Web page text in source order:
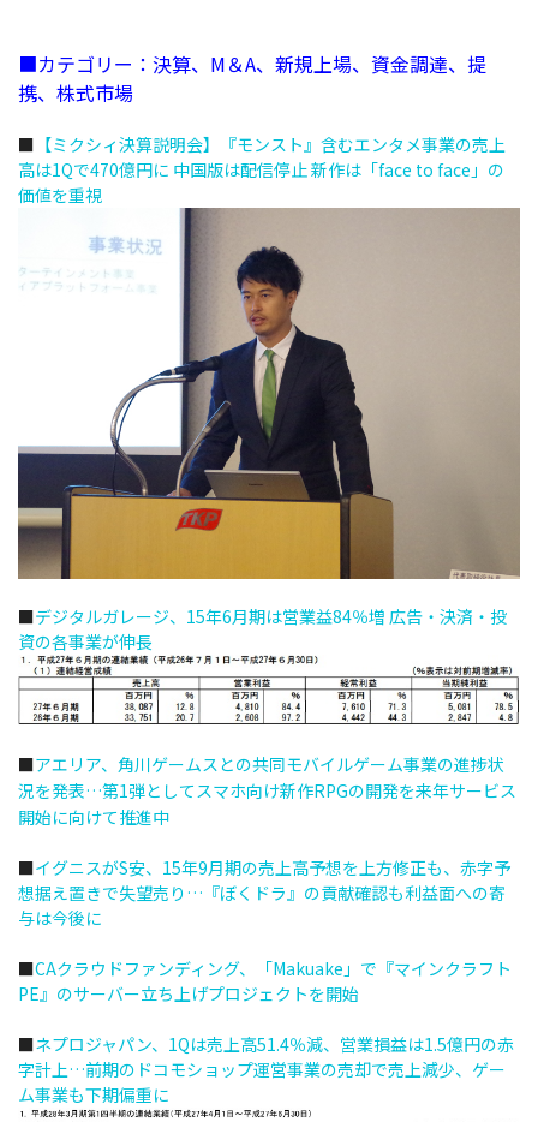
■カテゴリー：決算、M＆A、新規上場、資金調達、提
携、株式市場
■ 【ミクシィ決算説明会】『モンスト』含むエンタメ事業の売上
高は1Qで470億円に 中国版は配信停止 新作は「face to face」の
価値を重視
■デジタルガレージ、15年6月期は営業益84％増 広告・決済・投
資の各事業が伸長
■アエリア、角川ゲームスとの共同モバイルゲーム事業の進捗状
況を発表…第1弾としてスマホ向け新作RPGの開発を来年サービス
開始に向けて推進中
■イグニスがS安、15年9月期の売上高予想を上方修正も、赤字予
想据え置きで失望売り…『ぼくドラ』の貢献確認も利益面への寄
与は今後に
■CAクラウドファンディング、「Makuake」で『マインクラフト
PE』のサーバー立ち上げプロジェクトを開始
■ネプロジャパン、1Qは売上高51.4％減、営業損益は1.5億円の赤
字計上…前期のドコモショップ運営事業の売却で売上減少、ゲー
ム事業も下期偏重に